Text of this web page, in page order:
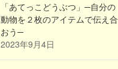
「あてっこどうぶつ」─自分の
動物を２枚のアイテムで伝え合
おう─
2023年9月4日